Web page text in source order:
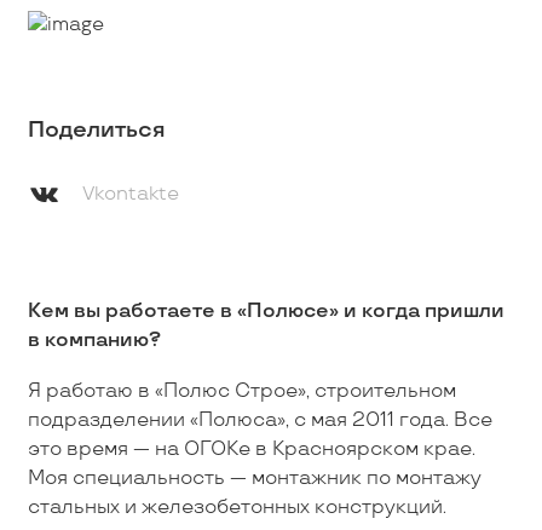
Поделиться
Vkontakte
Кем вы работаете в «Полюсе» и когда пришли
в компанию?
Я работаю в «Полюс Строе», строительном
подразделении «Полюса», с мая 2011 года. Все
это время — на ОГОКе в Красноярском крае.
Моя специальность — монтажник по монтажу
стальных и железобетонных конструкций.